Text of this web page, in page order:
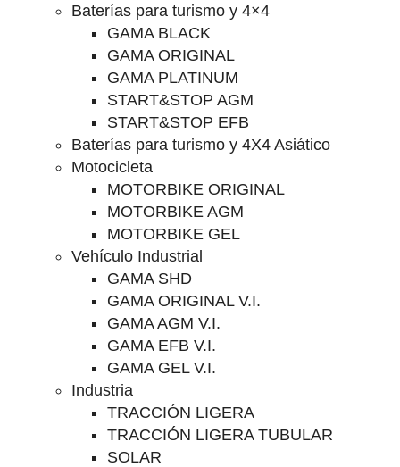
Baterías para turismo y 4×4
GAMA BLACK
GAMA ORIGINAL
GAMA PLATINUM
START&STOP AGM
START&STOP EFB
Baterías para turismo y 4X4 Asiático
Motocicleta
MOTORBIKE ORIGINAL
MOTORBIKE AGM
MOTORBIKE GEL
Vehículo Industrial
GAMA SHD
GAMA ORIGINAL V.I.
GAMA AGM V.I.
GAMA EFB V.I.
GAMA GEL V.I.
Industria
TRACCIÓN LIGERA
TRACCIÓN LIGERA TUBULAR
SOLAR